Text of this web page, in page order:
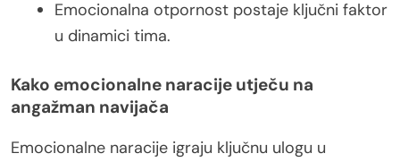
Emocionalna otpornost postaje ključni faktor
u dinamici tima.
Kako emocionalne naracije utječu na
angažman navijača
Emocionalne naracije igraju ključnu ulogu u